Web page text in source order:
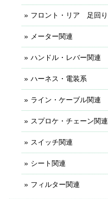
フロント・リア 足回り
メーター関連
ハンドル・レバー関連
ハーネス・電装系
ライン・ケーブル関連
スプロケ・チェーン関連
スイッチ関連
シート関連
フィルター関連